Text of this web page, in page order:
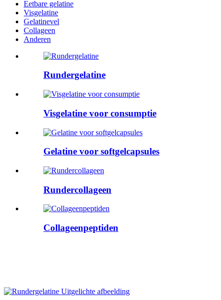
Eetbare gelatine
Visgelatine
Gelatinevel
Collageen
Anderen
Rundergelatine
Visgelatine voor consumptie
Gelatine voor softgelcapsules
Rundercollageen
Collageenpeptiden